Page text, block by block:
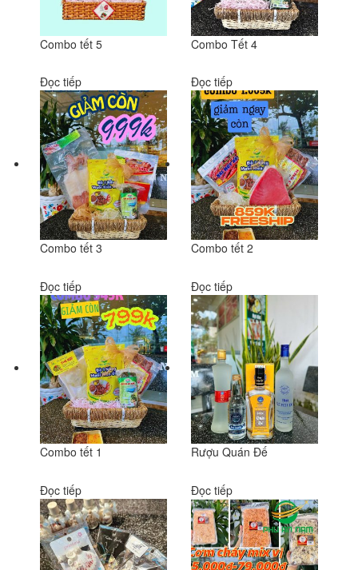
Combo tết 5
Đọc tiếp
Combo Tết 4
Đọc tiếp
Combo tết 3
Đọc tiếp
Combo tết 2
Đọc tiếp
Combo tết 1
Đọc tiếp
Rượu Quán Đế
Đọc tiếp